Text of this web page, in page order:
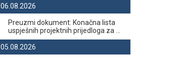
06.08.2026
Preuzmi dokument: Konačna lista
uspješnih projektnih prijedloga za ...
05.08.2026